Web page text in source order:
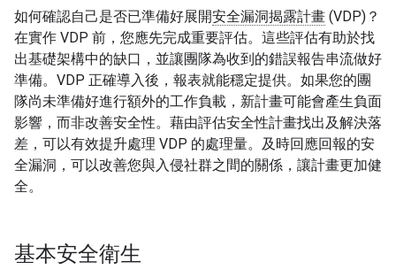
如何確認自己是否已準備好展開安全漏洞揭露計畫 (VDP)？
在實作 VDP 前，您應先完成重要評估。這些評估有助於找
出基礎架構中的缺口，並讓團隊為收到的錯誤報告串流做好
準備。VDP 正確導入後，報表就能穩定提供。如果您的團
隊尚未準備好進行額外的工作負載，新計畫可能會產生負面
影響，而非改善安全性。藉由評估安全性計畫找出及解決落
差，可以有效提升處理 VDP 的處理量。及時回應回報的安
全漏洞，可以改善您與入侵社群之間的關係，讓計畫更加健
全。
基本安全衛生